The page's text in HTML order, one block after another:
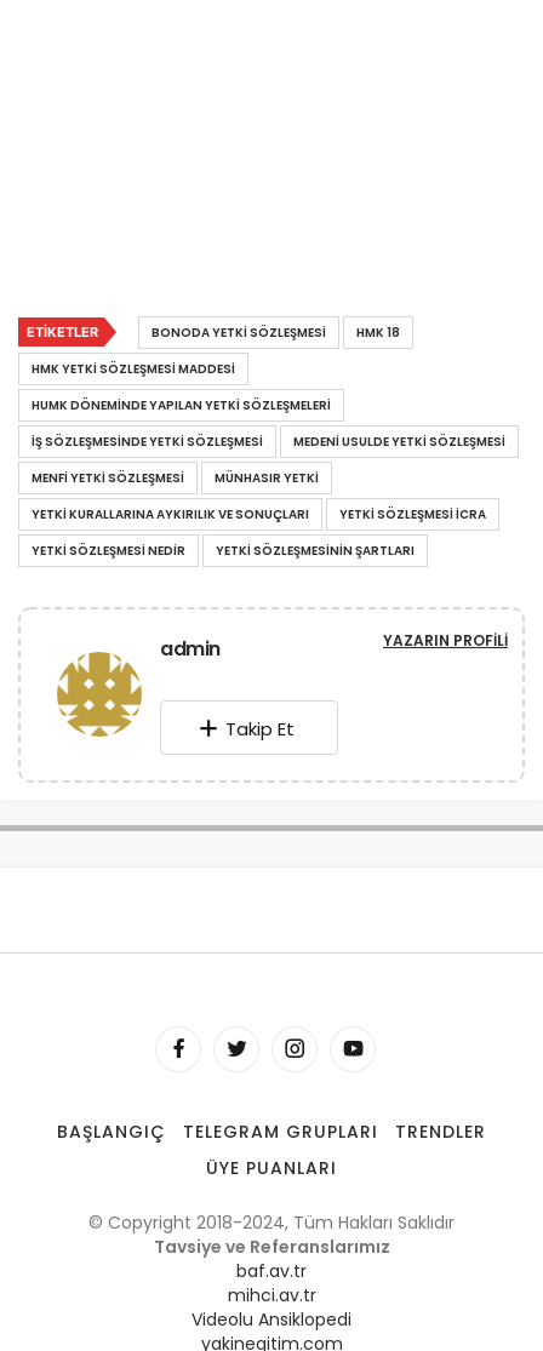
ETIKETLER BONODA YETKI SÖZLEŞMESI
HMK 18
HMK YETKI SÖZLEŞMESİ MADDESI
HUMK DÖNEMINDE YAPILAN YETKI SÖZLEŞMELERI
İŞ SÖZLEŞMESINDE YETKI SÖZLEŞMESI
MEDENI USULDE YETKI SÖZLEŞMESI
MENFI YETKI SÖZLEŞMESI
MÜNHASIR YETKI
YETKI KURALLARINA AYKIRILIK VE SONUÇLARI
YETKI SÖZLEŞMESI ICRA
YETKI SÖZLEŞMESI NEDIR
YETKI SÖZLEŞMESININ ŞARTLARI
admin YAZARIN PROFILI
Takip Et
BAŞLANGIÇ TELEGRAM GRUPLARI
TRENDLER
ÜYE PUANLARI
© Copyright 2018-2024, Tüm Hakları Saklıdır
Tavsiye ve Referanslarımız
baf.av.tr
mihci.av.tr
Videolu Ansiklopedi
yakinegitim.com